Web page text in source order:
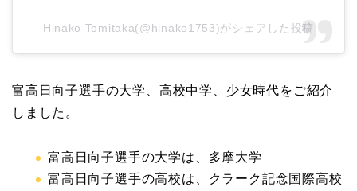
Hinako Tomitaka(@hinako1753)がシェアした投稿
富高日向子選手の大学、高校中学、少女時代をご紹介
しました。
富高日向子選手の大学は、多摩大学
富高日向子選手の高校は、クラーク記念国際高校